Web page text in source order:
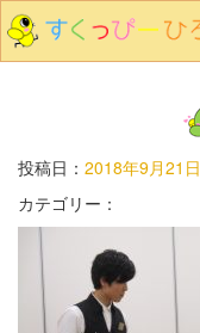
投稿日： 2018年9月21日
カテゴリー：